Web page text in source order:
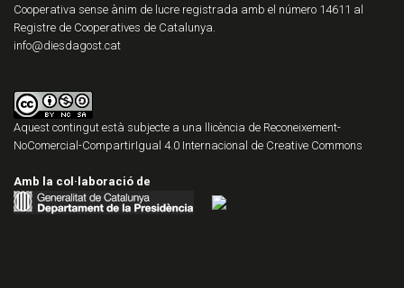
Cooperativa sense ànim de lucre registrada amb el número 14611 al
Registre de Cooperatives de Catalunya.
info@diesdagost.cat
Aquest contingut està subjecte a una llicència de Reconeixement-
NoComercial-CompartirIgual 4.0 Internacional de Creative Commons
Amb la col·laboració de